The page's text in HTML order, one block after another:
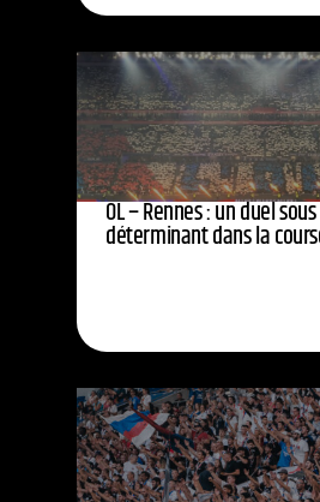
OL – Rennes : un duel
déterminant dans la